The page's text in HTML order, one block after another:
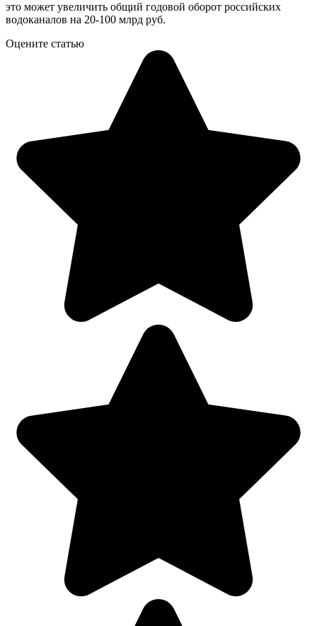
это может увеличить общий годовой оборот российских
водоканалов на 20-100 млрд руб.
Оцените статью